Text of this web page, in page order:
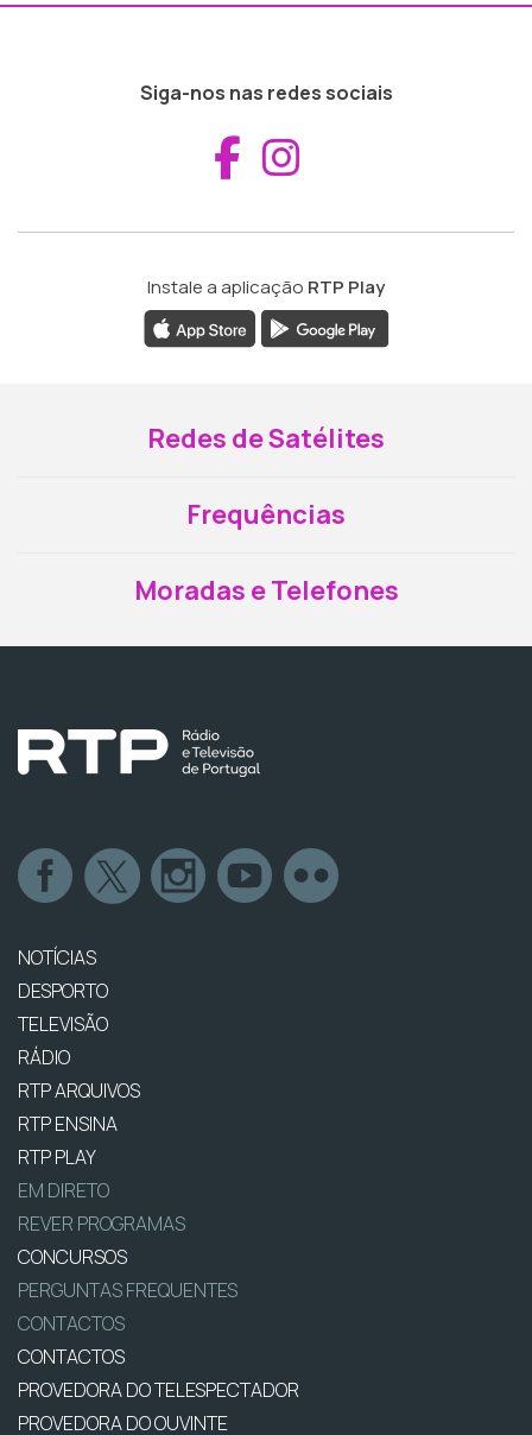
Siga-nos nas redes sociais
Aceder ao
Instale a aplicação RTP Play
Redes de Satélites
Frequências
Moradas e Telefones
NOTÍCIAS
DESPORTO
TELEVISÃO
RÁDIO
RTP ARQUIVOS
RTP ENSINA
RTP PLAY
EM DIRETO
REVER PROGRAMAS
CONCURSOS
PERGUNTAS FREQUENTES
CONTACTOS
CONTACTOS
PROVEDORA DO TELESPECTADOR
PROVEDORA DO OUVINTE